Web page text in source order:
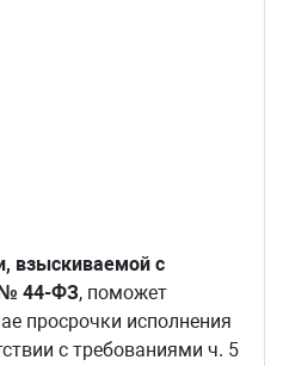
взыскиваемой с
№ 44-ФЗ, поможет
просрочки исполнения
с требованиями ч. 5